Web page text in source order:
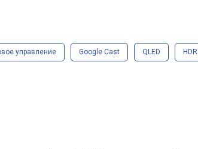
управление Google Cast QLED